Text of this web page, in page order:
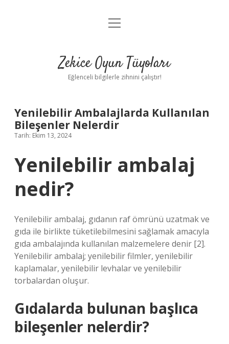
Anasayfa
Yasal Uyarı
menüyü
Zekice Oyun Tüyoları
Eğlenceli bilgilerle zihnini çalıştır!
Yenilebilir Ambalajlarda Kullanılan
Bileşenler Nelerdir
Tarih: Ekim 13, 2024
Yenilebilir ambalaj
nedir?
Yenilebilir ambalaj, gıdanın raf ömrünü uzatmak ve
gıda ile birlikte tüketilebilmesini sağlamak amacıyla
gıda ambalajında ​​kullanılan malzemelere denir [2].
Yenilebilir ambalaj; yenilebilir filmler, yenilebilir
kaplamalar, yenilebilir levhalar ve yenilebilir
torbalardan oluşur.
Gıdalarda bulunan başlıca
bileşenler nelerdir?